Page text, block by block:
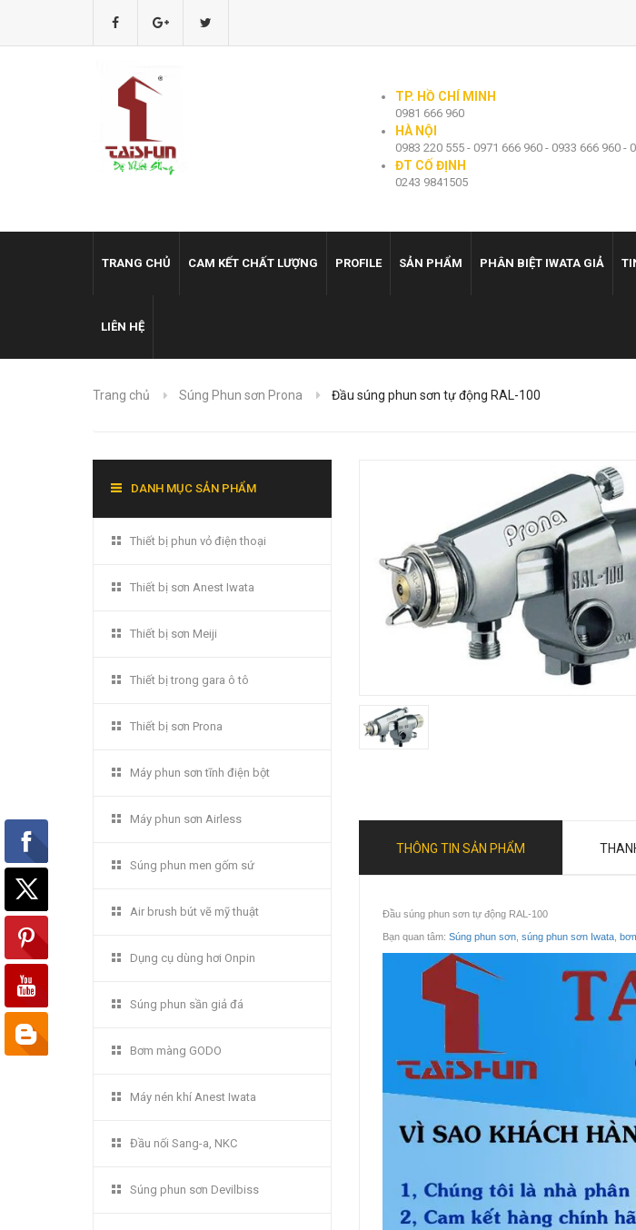
TP. HỒ CHÍ MINH
0981 666 960
HÀ NỘI
0983 220 555 - 0971 666 960 - 0933 666 960 -
ĐT CỐ ĐỊNH
0243 9841505
TRANG CHỦ CAM KẾT CHẤT LƯỢNG PROFILE SẢN PHẨM PHÂN BIỆT IWATA GIẢ
LIÊN HỆ
Trang chủ Súng Phun sơn Prona Đầu súng phun sơn tự động RAL-100
THÔNG TIN SẢN PHẨM
Đầu súng phun sơn tự động RAL-100
Bạn quan tâm: Súng phun sơn, súng phun sơn Iwata,
DANH MỤC SẢN PHẨM
Thiết bị phun vỏ điện thoại
Thiết bị sơn Anest Iwata
Thiết bị sơn Meiji
Thiết bị trong gara ô tô
Thiết bị sơn Prona
Máy phun sơn tĩnh điện bột
Máy phun sơn Airless
Súng phun men gốm sứ
Air brush bút vẽ mỹ thuật
Dụng cụ dùng hơi Onpin
Súng phun sần giả đá
Bơm màng GODO
Máy nén khí Anest Iwata
Đầu nối Sang-a, NKC
Súng phun sơn Devilbiss